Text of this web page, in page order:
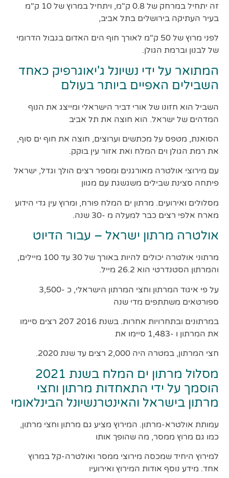
זה יתחיל במרחק של 0.8 ק"מ, ויתחיל במרוץ של 10 ק"מ
בעיר העתיקה בירושלים בתל אביב,
לפני מרוץ של 50 ק"מ לאורך חוף הים האדום בגבול הדרומי
של לבנון וברמת הגולן.
המתואר על ידי נשיונל ג'יאוגרפיק כאחד
השבילים האפיים ביותר בעולם
השביל הוא חזונו של אורי דביר הישראלי ומייצג את הנוף
המדהים של ישראל. הוא חוצה את תל אביב
הסואנת, מטפס על מכתשים וערוצים, חוצה את חוף ים סוף,
את רמת הגולן וים המלח ואת אזור עין בוקק.
עם מירוצי אולטרה מאורגנים ומספר רצים הולך וגדל, ישראל
פיתחה סצינת שבילים משגשגת עם מגוון
מסלולים ואירועים. מרתון ים המלח פורח, ומרוץ עין גדי הידוע
מארח אלפי רצים כבר למעלה מ -30 שנה.
אולטרה מרתון ישראל – עבור הדיוט
מרתוני אולטרה יכולים להיות באורך של 30 עד 100 מיילים,
והמרתון הסטנדרטי הוא 26.2 מייל.
על פי איגוד המרתון וחצי המרתון הישראלי, כ -3,500
ספורטאים משתתפים מדי שנה
במרתונים ובתחרויות אחרות. בשנת 2016 207 רצים סיימו
את המרתון ו -1,483 סיימו את
חצי המרתון, במטרה היה 2,000 רצים עד שנת 2020.
מסלול מרתון ים המלח בשנת 2021
הוסמך על ידי התאחדות מרתון וחצי
מרתון בישראל והאינטרנשיונל הבינלאומי
עמותת אולטרא-מרתון. המירוץ מציע גם מרתון וחצי מרתון,
כמו גם מרוץ ממסר, מה שהופך אותו
למירוץ היחיד שמכסה מירוצי ממסר ואולטרה-קל במרוץ
אחד. מידע נוסף אודות המירוץ ואירועיו